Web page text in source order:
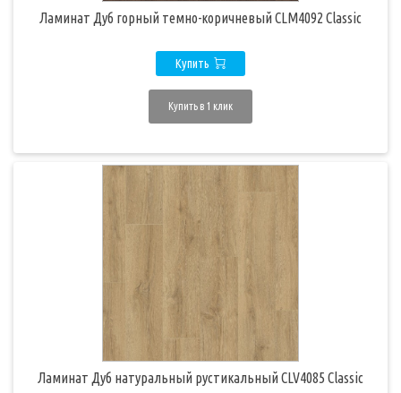
Ламинат Дуб горный темно-коричневый CLM4092 Classic
Купить
Купить в 1 клик
Ламинат Дуб натуральный рустикальный CLV4085 Classic